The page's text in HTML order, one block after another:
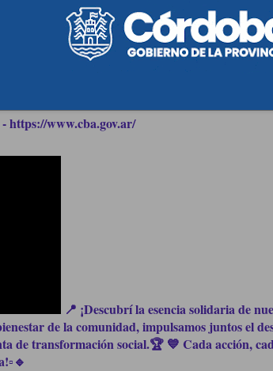
https://www.cba.gov.ar/
📍 ¡Descubrí la esencia solidaria de
de la comunidad, impulsamos juntos el
de transformación social.🏆 💙 Cada acción,